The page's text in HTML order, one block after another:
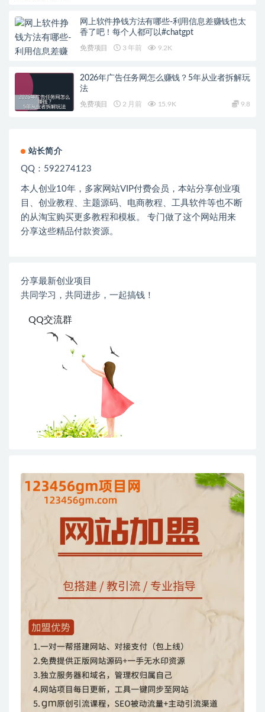
网上软件挣钱方法有哪些-利用信息差赚钱也太
香了吧！每个人都可以#chatgpt
免费项目 3 年前 9.2K
2026年广告任务网怎么赚钱？5年从业者拆解玩
法
免费项目 2 月前 15.9K 9.8
站长简介
QQ：592274123
本人创业10年，多家网站VIP付费会员，本站分享创业项
目、创业教程、主题源码、电商教程、工具软件等也不断
的从淘宝购买更多教程和模板。 专门做了这个网站用来
分享这些精品付款资源。
分享最新创业项目
共同学习，共同进步，一起搞钱！
QQ交流群